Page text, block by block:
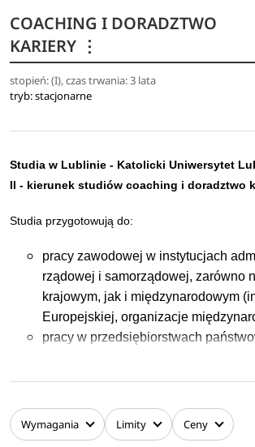
bezpieczeństwie;
projektowania działań na rzecz
państwa na szczeblu lokalnym,
międzynarodowym;
planowania własnego rozwoju
osobistego.
COACHING I DORADZTWO
KARIERY ⋮
stopień: (I), czas trwania: 3 lata
tryb: stacjonarne
Studia w Lublinie - Katolicki Uniwersytet
II - kierunek studiów coaching i doradztwo
Studia przygotowują do:
pracy zawodowej w instytucjach
rządowej i samorządowej, zarówno
krajowym, jak i międzynarodowym
Europejskiej, organizacje
pracy w przedsiębiorstwach
doradca zawodowy
indywidualny opiekun osoby
Wymagania Limity Ceny